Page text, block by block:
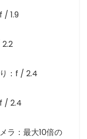
/ 1.9
：f / 2.4
/ 2.4
ラ：最大10倍の